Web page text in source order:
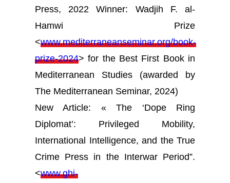
Press, 2022 Winner: Wadjih F. al-
Hamwi Prize
<www.mediterraneanseminar.org/book-
prize-2024> for the Best First Book in
Mediterranean Studies (awarded by
The Mediterranean Seminar, 2024)
New Article: « The ‘Dope Ring
Diplomat’: Privileged Mobility,
International Intelligence, and the True
Crime Press in the Interwar Period”.
<www.ghi-